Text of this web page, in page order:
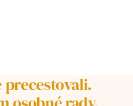
precestovali.